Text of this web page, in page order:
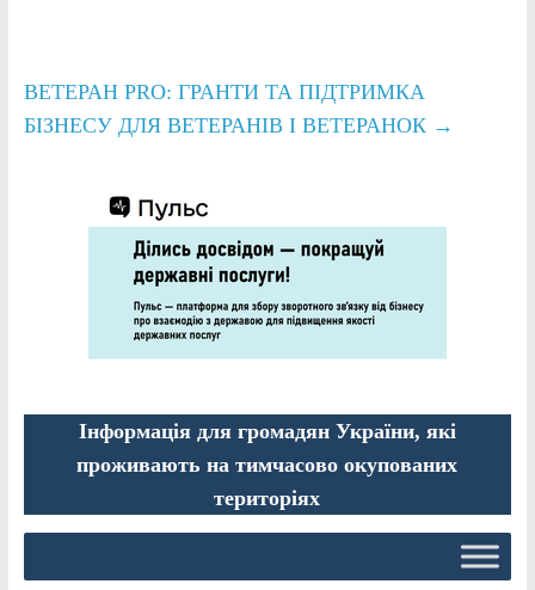
ВЕТЕРАН PRO: ГРАНТИ ТА ПІДТРИМКА
БІЗНЕСУ ДЛЯ ВЕТЕРАНІВ І ВЕТЕРАНОК →
Інформація для громадян України, які
проживають на тимчасово окупованих
територіях